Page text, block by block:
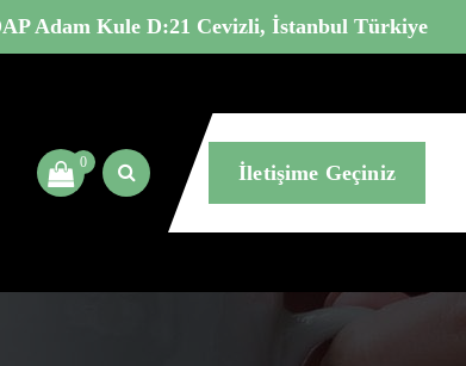
Adam Kule D:21 Cevizli, İstanbul Türkiye
0 İletişime Geçiniz